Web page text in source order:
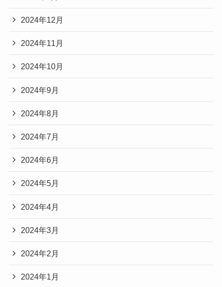
2024年12月
2024年11月
2024年10月
2024年9月
2024年8月
2024年7月
2024年6月
2024年5月
2024年4月
2024年3月
2024年2月
2024年1月